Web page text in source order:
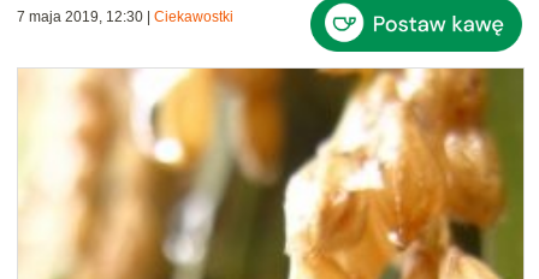
7 maja 2019, 12:30 Ciekawostki